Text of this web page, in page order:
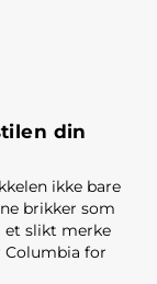
din
ikke bare
brikker som
et slikt merke
Columbia for